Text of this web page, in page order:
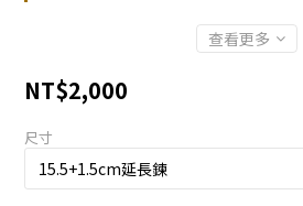
查看更多
NT$2,000
尺寸